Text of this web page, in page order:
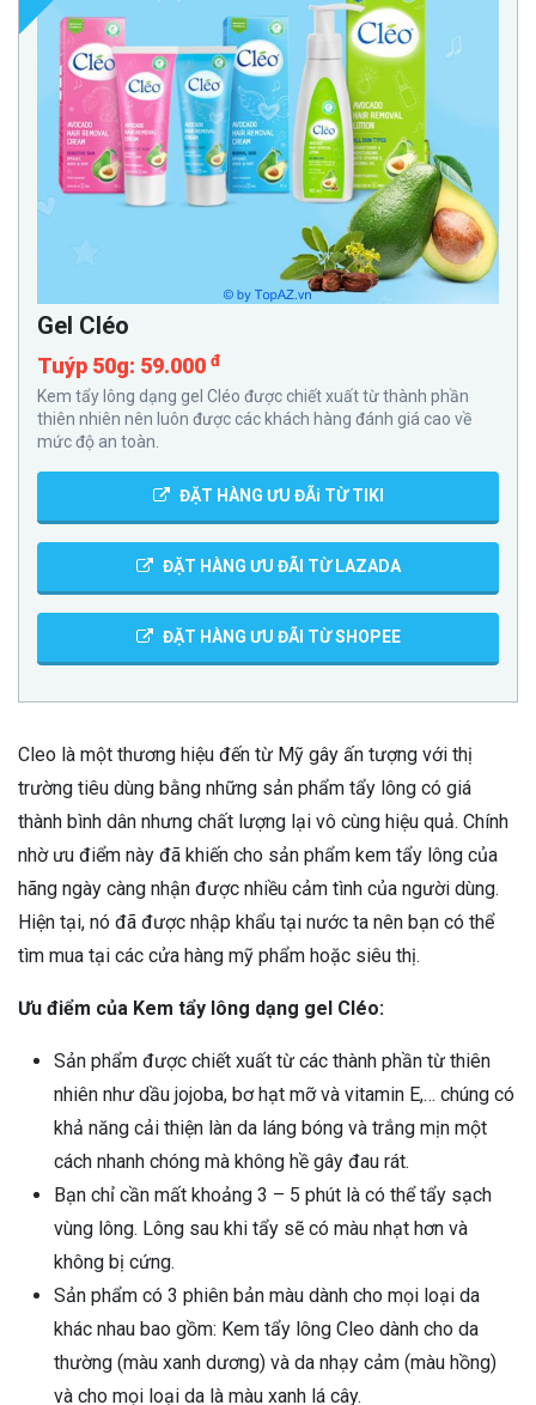
Gel Cléo
Tuýp 50g: 59.000 đ
Kem tẩy lông dạng gel Cléo được chiết xuất từ thành phần
thiên nhiên nên luôn được các khách hàng đánh giá cao về
mức độ an toàn.
ĐẶT HÀNG ƯU ĐÃi TỪ TIKI
ĐẶT HÀNG ƯU ĐÃI TỪ LAZADA
ĐẶT HÀNG ƯU ĐÃI TỪ SHOPEE
Cleo là một thương hiệu đến từ Mỹ gây ấn tượng với thị
trường tiêu dùng bằng những sản phẩm tẩy lông có giá
thành bình dân nhưng chất lượng lại vô cùng hiệu quả. Chính
nhờ ưu điểm này đã khiến cho sản phẩm kem tẩy lông của
hãng ngày càng nhận được nhiều cảm tình của người dùng.
Hiện tại, nó đã được nhập khẩu tại nước ta nên bạn có thể
tìm mua tại các cửa hàng mỹ phẩm hoặc siêu thị.
Ưu điểm của Kem tẩy lông dạng gel Cléo:
Sản phẩm được chiết xuất từ các thành phần từ thiên
nhiên như dầu jojoba, bơ hạt mỡ và vitamin E,… chúng có
khả năng cải thiện làn da láng bóng và trắng mịn một
cách nhanh chóng mà không hề gây đau rát.
Bạn chỉ cần mất khoảng 3 – 5 phút là có thể tẩy sạch
vùng lông. Lông sau khi tẩy sẽ có màu nhạt hơn và
không bị cứng.
Sản phẩm có 3 phiên bản màu dành cho mọi loại da
khác nhau bao gồm: Kem tẩy lông Cleo dành cho da
thường (màu xanh dương) và da nhạy cảm (màu hồng)
và cho mọi loại da là màu xanh lá cây.